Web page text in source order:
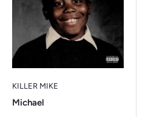
KILLER MIKE
Michael